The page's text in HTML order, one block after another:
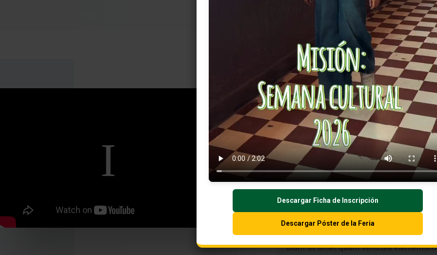
Descargar Ficha de Inscripción
Descargar Póster de la Feria
How Do I Know If
Business Coach?
WHAT IS BUSINESS COACHING?
Curabitur non nulla sit amet nisl
lectus. Nulla porttitor accumsan
diam sit amet quam vehicula